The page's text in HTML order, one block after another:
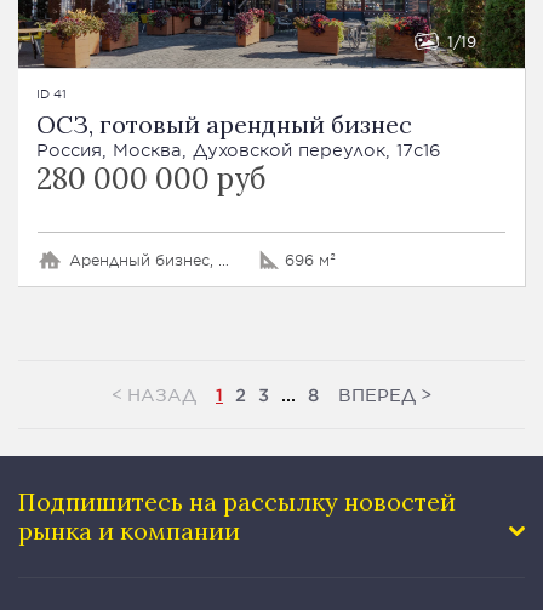
1 19
ID 41
ОСЗ, готовый арендный бизнес
Россия, Москва, Духовской переулок, 17с16
280 000 000 руб
Арендный бизнес, Особняк 696 м²
< НАЗАД 1 2 3 ... 8 ВПЕРЕД >
Подпишитесь на рассылку новостей
рынка и компании